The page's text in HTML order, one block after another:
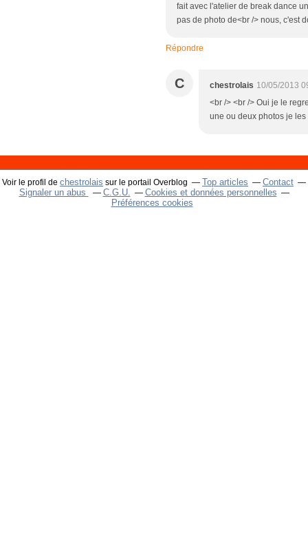
fait avec l'atelier de break dance
pas de photo de<br /> nous, c'est
Répondre
C chestrolais 10/05/2013
<br /> <br /> Oui je le
une ou deux photos je
Voir le profil de chestrolais sur le portail Overblog Top articles
Contact
Signaler un abus
C.G.U.
Cookies et données personnelles
Préférences cookies